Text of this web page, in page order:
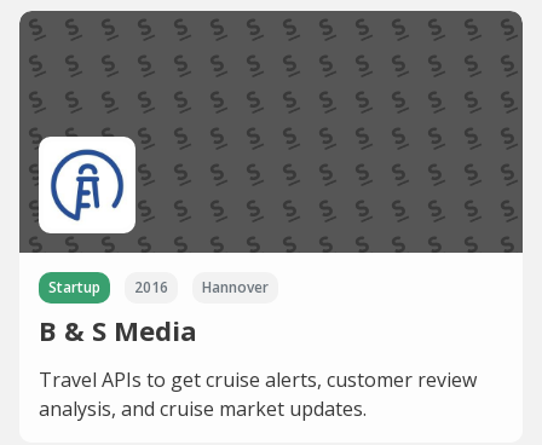
Startup 2016 Hannover
B & S Media
Travel APIs to get cruise alerts, customer review
analysis, and cruise market updates.